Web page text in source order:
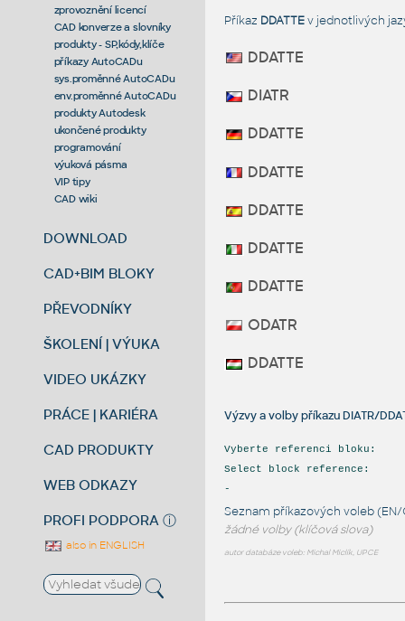
zprovoznění licencí
CAD konverze a slovníky
produkty - SP,kódy,klíče
příkazy AutoCADu
sys.proměnné AutoCADu
env.proměnné AutoCADu
produkty Autodesk
ukončené produkty
programování
výuková pásma
VIP tipy
CAD wiki
DOWNLOAD
CAD+BIM BLOKY
PŘEVODNÍKY
ŠKOLENÍ | VÝUKA
VIDEO UKÁZKY
PRÁCE | KARIÉRA
CAD PRODUKTY
WEB ODKAZY
PROFI PODPORA ⓘ
also in ENGLISH
Příkaz DDATTEv jednotlivých
DDATTE
DIATR
DDATTE
DDATTE
DDATTE
DDATTE
DDATTE
ODATR
DDATTE
Výzvy a volby příkazu DIATR/
Vyberte referenci bloku:
Select block reference:
-
Seznam příkazových voleb (EN/
žádné volby (klíčová slova)
autor databáze voleb: Michal Miclík, UPCE